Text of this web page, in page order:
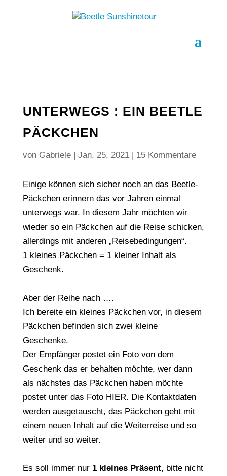
UNTERWEGS : EIN BEETLE
PÄCKCHEN
von Gabriele| Jan. 25, 2021| 15 Kommentare
Einige können sich sicher noch an das Beetle-
Päckchen erinnern das vor Jahren einmal
unterwegs war. In diesem Jahr möchten wir
wieder so ein Päckchen auf die Reise schicken,
allerdings mit anderen „Reisebedingungen“.
1 kleines Päckchen = 1 kleiner Inhalt als
Geschenk.
Aber der Reihe nach ….
Ich bereite ein kleines Päckchen vor, in diesem
Päckchen befinden sich zwei kleine
Geschenke.
Der Empfänger postet ein Foto von dem
Geschenk das er behalten möchte, wer dann
als nächstes das Päckchen haben möchte
postet unter das Foto HIER. Die Kontaktdaten
werden ausgetauscht, das Päckchen geht mit
einem neuen Inhalt auf die Weiterreise und so
weiter und so weiter.
Es soll immer nur 1 kleines Präsent, bitte nicht